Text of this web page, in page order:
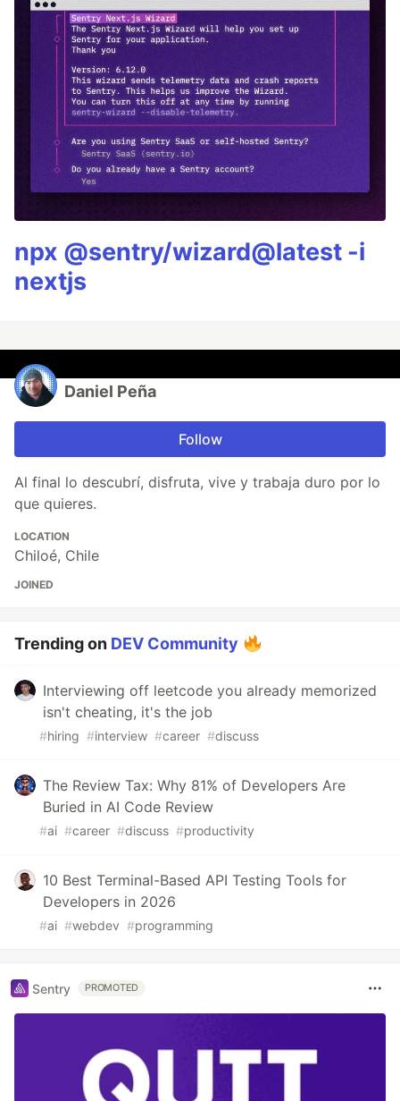
npx @sentry/wizard@latest -i
nextjs
Daniel Peña
Follow
Al final lo descubrí, disfruta, vive y trabaja duro por lo
que quieres.
LOCATION
Chiloé, Chile
JOINED
Trending on DEV Community
Interviewing off leetcode you already memorized
isn't cheating, it's the job
#hiring #interview #career #discuss
The Review Tax: Why 81% of Developers Are
Buried in AI Code Review
#ai #career #discuss #productivity
10 Best Terminal-Based API Testing Tools for
Developers in 2026
#ai #webdev #programming
Sentry PROMOTED